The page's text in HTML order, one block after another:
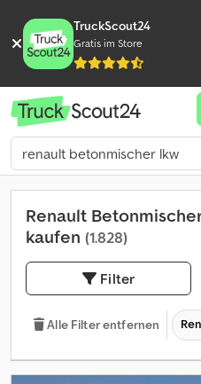
TruckScout24
Gratis im Store
Renault
kaufen (1.828)
Filter
Alle Filter entfernen